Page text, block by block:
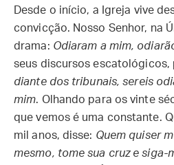
Desde o início, a Igreja vive
convicção. Nosso Senhor, na
drama: Odiaram a mim,
seus discursos escatológicos,
diante dos tribunais, sereis
mim. Olhando para os vinte
que vemos é uma constante.
mil anos, disse: Quem quiser
mesmo, tome sua cruz e siga-